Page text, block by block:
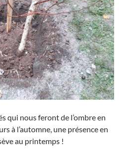
qui nous feront de l’ombre en
à l’automne, une présence en
au printemps !